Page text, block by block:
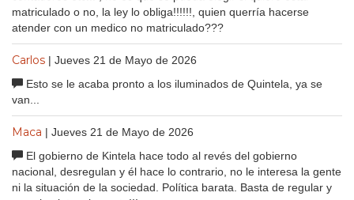
matriculado o no, la ley lo obliga!!!!!!, quien querría hacerse
atender con un medico no matriculado???
Carlos | Jueves 21 de Mayo de 2026
Esto se le acaba pronto a los iluminados de Quintela, ya se
van...
Maca | Jueves 21 de Mayo de 2026
El gobierno de Kintela hace todo al revés del gobierno
nacional, desregulan y él hace lo contrario, no le interesa la gente
ni la situación de la sociedad. Política barata. Basta de regular y